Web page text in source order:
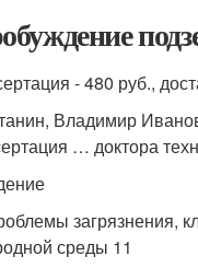
- 480 руб.,
Владимир
… доктора
загрязнения,
среды 11